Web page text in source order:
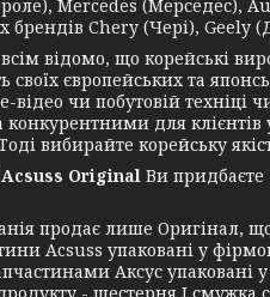
Mercedes (Мерседес),
брендів Chery (Чері), Geely
відомо, що корейські
своїх європейських та
відео чи побутовій
для клієнтів
вибирайте корейську
Acsuss Original Ви придбаєте
продає лише Оригінал, що
Acsuss упаковані у
Аксус упаковані